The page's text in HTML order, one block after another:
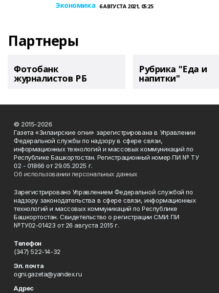
Экономика 6 АВГУСТА 2021, 05:25
Партнеры
Фотобанк
журналистов РБ
Рубрика "Еда и
напитки"
© 2015-2026
Газета «Зилаирские огни» зарегистрирована в Управлении
Федеральной службы по надзору в сфере связи,
информационных технологий и массовых коммуникаций по
Республике Башкортостан. Регистрационный номер ПИ № ТУ
02 - 01866 от 29.05.2025 г.
Об использовании персональных данных
Зарегистрировано Управлением Федеральной службой по
надзору законодательства в сфере связи, информационных
технологий и массовых коммуникаций по Республике
Башкортостан. Свидетельство о регистрации СМИ: ПИ
№ТУ02-01423 от 26 августа 2015 г.
Телефон
(347) 522-14-32
Эл. почта
ogni.gazeta@yandex.ru
Адрес